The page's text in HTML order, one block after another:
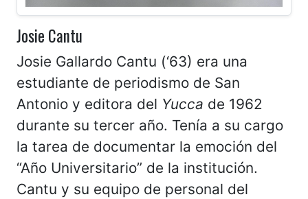
Josie Cantu
Josie Gallardo Cantu (‘63) era una
estudiante de periodismo de San
Antonio y editora del Yucca de 1962
durante su tercer año. Tenía a su cargo
la tarea de documentar la emoción del
“Año Universitario” de la institución.
Cantu y su equipo de personal del